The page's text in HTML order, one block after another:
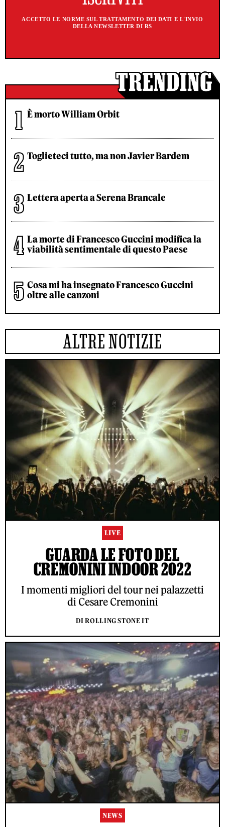
ACCETTO LE NORME SUL TRATTAMENTO DEI DATI E L'INVIO
DELLA NEWSLETTER DI RS
È morto William Orbit
Toglieteci tutto, ma non Javier Bardem
Lettera aperta a Serena Brancale
La morte di Francesco Guccini modifica la
viabilità sentimentale di questo Paese
Cosa mi ha insegnato Francesco Guccini
oltre alle canzoni
ALTRE NOTIZIE
LIVE
GUARDA LE FOTO DEL
CREMONINI INDOOR 2022
I momenti migliori del tour nei palazzetti
di Cesare Cremonini
DI ROLLING STONE IT
NEWS